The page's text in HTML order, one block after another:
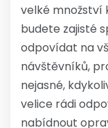
velké množství
budete zajisté
odpovídat na
návštěvníků,
nejasné,
velice rádi
nabídnout